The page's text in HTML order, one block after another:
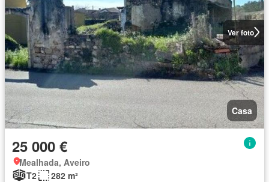
Ver foto
Casa
25 000 €
Mealhada, Aveiro
T2
282 m²